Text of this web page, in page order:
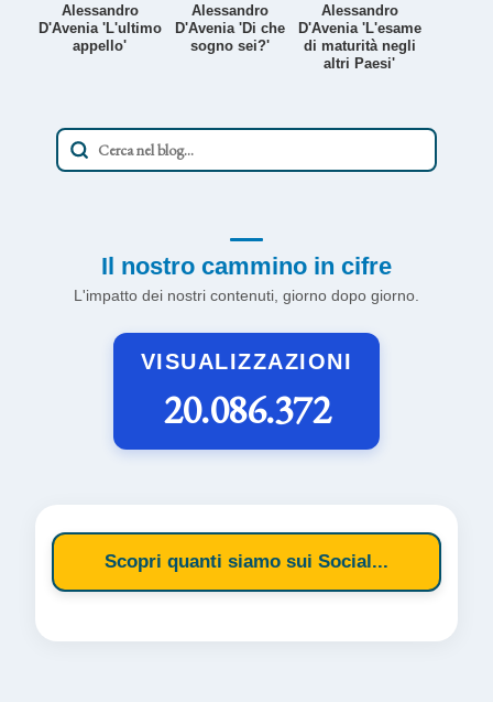
Alessandro
D'Avenia 'L'ultimo
appello'
Alessandro
D'Avenia 'Di che
sogno sei?'
Alessandro
D'Avenia 'L'esame
di maturità negli
altri Paesi'
Il nostro cammino in cifre
L'impatto dei nostri contenuti, giorno dopo giorno.
VISUALIZZAZIONI
20.086.372
Scopri quanti siamo sui Social...